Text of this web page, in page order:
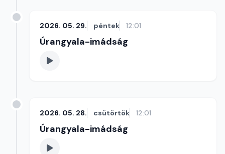
2026. 05. 29. péntek 12:01
Úrangyala-imádság
2026. 05. 28. csütörtök 12:01
Úrangyala-imádság